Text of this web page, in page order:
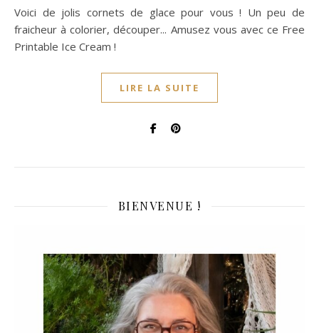
Voici de jolis cornets de glace pour vous ! Un peu de
fraicheur à colorier, découper... Amusez vous avec ce Free
Printable Ice Cream !
LIRE LA SUITE
BIENVENUE !